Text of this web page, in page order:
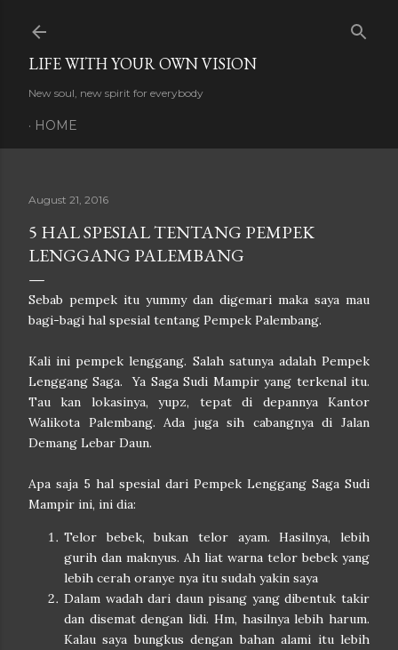
LIFE WITH YOUR OWN VISION
New soul, new spirit for everybody
HOME
August 21, 2016
5 HAL SPESIAL TENTANG PEMPEK
LENGGANG PALEMBANG
Sebab pempek itu yummy dan digemari maka saya mau
bagi-bagi hal spesial tentang Pempek Palembang.
Kali ini pempek lenggang. Salah satunya adalah Pempek
Lenggang Saga. Ya Saga Sudi Mampir yang terkenal itu.
Tau kan lokasinya, yupz, tepat di depannya Kantor
Walikota Palembang. Ada juga sih cabangnya di Jalan
Demang Lebar Daun.
Apa saja 5 hal spesial dari Pempek Lenggang Saga Sudi
Mampir ini, ini dia:
Telor bebek, bukan telor ayam. Hasilnya, lebih
gurih dan maknyus. Ah liat warna telor bebek yang
lebih cerah oranye nya itu sudah yakin saya
Dalam wadah dari daun pisang yang dibentuk takir
dan disemat dengan lidi. Hm, hasilnya lebih harum.
Kalau saya bungkus dengan bahan alami itu lebih